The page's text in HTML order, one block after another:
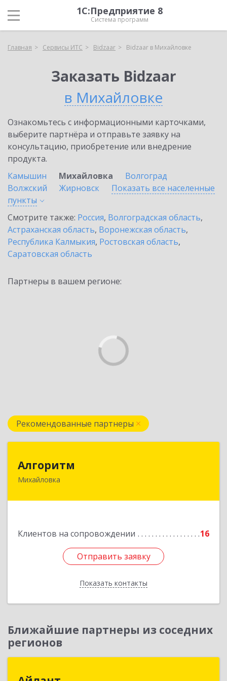
1С:Предприятие 8
Система программ
Главная Сервисы ИТС Bidzaar Bidzaar в Михайловке
Заказать Bidzaar
в Михайловке
Ознакомьтесь с информационными карточками,
выберите партнёра и отправьте заявку на
консультацию, приобретение или внедрение
продукта.
Камышин
Михайловка
Волгоград
Волжский
Жирновск
Показать все населенные
пункты
Смотрите также: Россия, Волгоградская область,
Астраханская область, Воронежская область,
Республика Калмыкия, Ростовская область,
Саратовская область
Партнеры в вашем регионе:
Рекомендованные партнеры
Алгоритм
Михайловка
Клиентов на сопровождении 16
Отправить заявку
Показать контакты
Отправить заявку
Назад
Ближайшие партнеры из соседних
регионов